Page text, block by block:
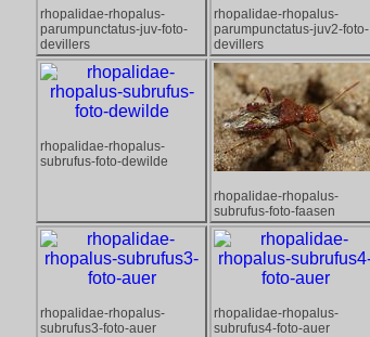
rhopalidae-rhopalus-
parumpunctatus-juv-foto-
devillers
rhopalidae-rhopalus-
parumpunctatus-juv2-foto-
devillers
rhopalidae-rhopalus-
subrufus-foto-dewilde
rhopalidae-rhopalus-
subrufus-foto-faasen
rhopalidae-rhopalus-
subrufus3-foto-auer
rhopalidae-rhopalus-
subrufus4-foto-auer